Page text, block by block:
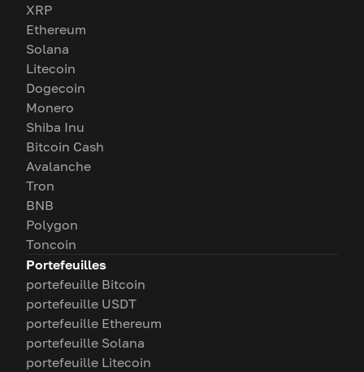
XRP
Ethereum
Solana
Litecoin
Dogecoin
Monero
Shiba Inu
Bitcoin Cash
Avalanche
Tron
BNB
Polygon
Toncoin
Portefeuilles
portefeuille Bitcoin
portefeuille USDT
portefeuille Ethereum
portefeuille Solana
portefeuille Litecoin